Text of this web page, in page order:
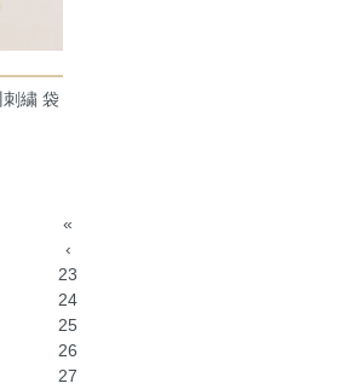
繍 袋
«
‹
23
24
25
26
27